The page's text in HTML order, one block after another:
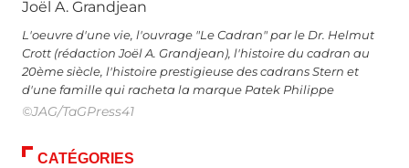
L'oeuvre d'une vie, l'ouvrage "Le Cadran" par le Dr. Helmut
Crott (rédaction Joël A. Grandjean), l'histoire du cadran au
20ème siècle, l'histoire prestigieuse des cadrans Stern et
d'une famille qui racheta la marque Patek Philippe
©JAG/TaGPress41
CATÉGORIES